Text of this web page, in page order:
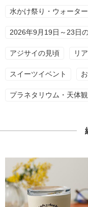
水かけ祭り・ウォータ
2026年9月19日～23日
アジサイの見頃 リ
スイーツイベント
プラネタリウム・天体観